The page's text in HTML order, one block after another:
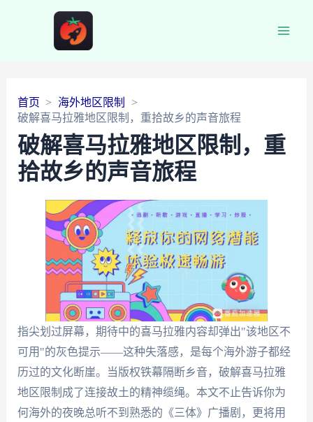
首页
海外地区限制
破解喜马拉雅地区限制，重拾故乡的声音旅程
破解喜马拉雅地区限制，重
拾故乡的声音旅程
指尖划过屏幕，期待中的喜马拉雅内容却弹出"该地区不
可用"的灰色提示——这种失落感，是每个海外游子都经
历过的文化断崖。当版权铁幕隔断乡音，破解喜马拉雅
地区限制成了连接故土的精神缆绳。本文不止告诉你为
何海外的夜晚总听不到熟悉的《三体》广播剧，更将用